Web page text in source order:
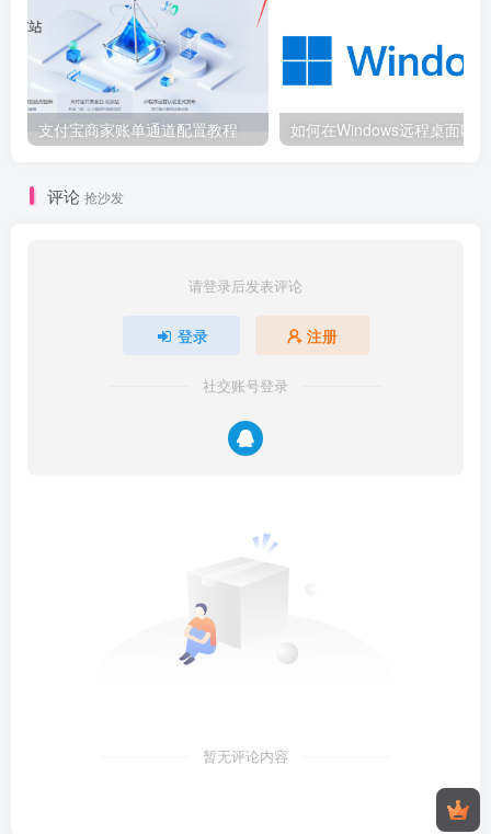
支付宝商家账单通道配置教程
评论 抢沙发
请登录后发表评论
登录 注册
社交账号登录
暂无评论内容